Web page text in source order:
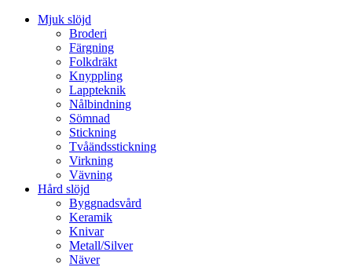
Mjuk slöjd
Broderi
Färgning
Folkdräkt
Knyppling
Lappteknik
Nålbindning
Sömnad
Stickning
Tvåändsstickning
Virkning
Vävning
Hård slöjd
Byggnadsvård
Keramik
Knivar
Metall/Silver
Näver